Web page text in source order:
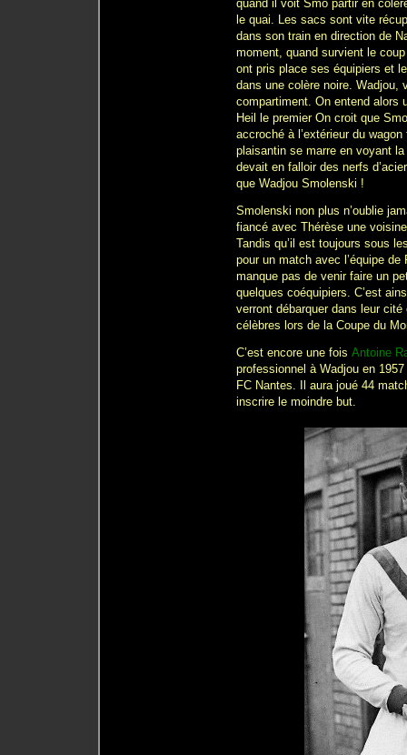
quand il voit Smo partir en
le quai. Les sacs sont vite
dans son train en direction de
moment, quand survient le
ont pris place ses équipiers et
dans une colère noire. Wadjou,
compartiment. On entend alors
Heil le premier On croit que
accroché à l’extérieur du
plaisantin se marre en voyant
devait en falloir des nerfs
que Wadjou Smolenski !
Smolenski non plus n’oublie
fiancé avec Thérèse une
Tandis qu’il est toujours sous
pour un match avec l’équipe
manque pas de venir faire un
quelques coéquipiers. C’est
verront débarquer dans leur
célèbres lors de la Coupe du
C’est encore une fois Antoine
professionnel à Wadjou en
FC Nantes. Il aura joué 44
inscrire le moindre but.